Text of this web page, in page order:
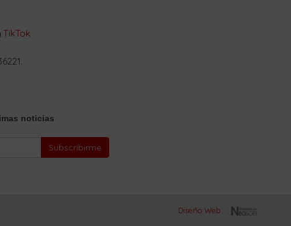
TikTok
noticias
Subscribirme
Diseño Web